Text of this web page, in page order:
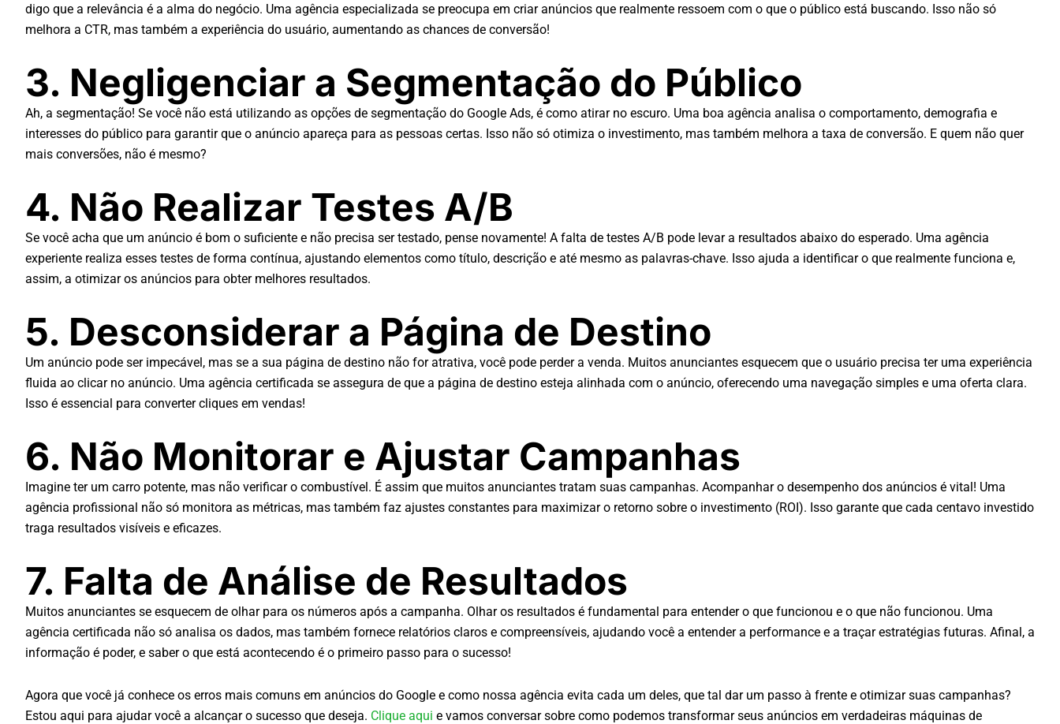
digo que a relevância é a alma do negócio. Uma agência especializada se preocupa em criar anúncios que realmente ressoem com o que o público está buscando. Isso não só
melhora a CTR, mas também a experiência do usuário, aumentando as chances de conversão!
3. Negligenciar a Segmentação do Público
Ah, a segmentação! Se você não está utilizando as opções de segmentação do Google Ads, é como atirar no escuro. Uma boa agência analisa o comportamento, demografia e
interesses do público para garantir que o anúncio apareça para as pessoas certas. Isso não só otimiza o investimento, mas também melhora a taxa de conversão. E quem não quer
mais conversões, não é mesmo?
4. Não Realizar Testes A/B
Se você acha que um anúncio é bom o suficiente e não precisa ser testado, pense novamente! A falta de testes A/B pode levar a resultados abaixo do esperado. Uma agência
experiente realiza esses testes de forma contínua, ajustando elementos como título, descrição e até mesmo as palavras-chave. Isso ajuda a identificar o que realmente funciona e,
assim, a otimizar os anúncios para obter melhores resultados.
5. Desconsiderar a Página de Destino
Um anúncio pode ser impecável, mas se a sua página de destino não for atrativa, você pode perder a venda. Muitos anunciantes esquecem que o usuário precisa ter uma experiência
fluida ao clicar no anúncio. Uma agência certificada se assegura de que a página de destino esteja alinhada com o anúncio, oferecendo uma navegação simples e uma oferta clara.
Isso é essencial para converter cliques em vendas!
6. Não Monitorar e Ajustar Campanhas
Imagine ter um carro potente, mas não verificar o combustível. É assim que muitos anunciantes tratam suas campanhas. Acompanhar o desempenho dos anúncios é vital! Uma
agência profissional não só monitora as métricas, mas também faz ajustes constantes para maximizar o retorno sobre o investimento (ROI). Isso garante que cada centavo investido
traga resultados visíveis e eficazes.
7. Falta de Análise de Resultados
Muitos anunciantes se esquecem de olhar para os números após a campanha. Olhar os resultados é fundamental para entender o que funcionou e o que não funcionou. Uma
agência certificada não só analisa os dados, mas também fornece relatórios claros e compreensíveis, ajudando você a entender a performance e a traçar estratégias futuras. Afinal, a
informação é poder, e saber o que está acontecendo é o primeiro passo para o sucesso!
Agora que você já conhece os erros mais comuns em anúncios do Google e como nossa agência evita cada um deles, que tal dar um passo à frente e otimizar suas campanhas?
Estou aqui para ajudar você a alcançar o sucesso que deseja. Clique aqui e vamos conversar sobre como podemos transformar seus anúncios em verdadeiras máquinas de